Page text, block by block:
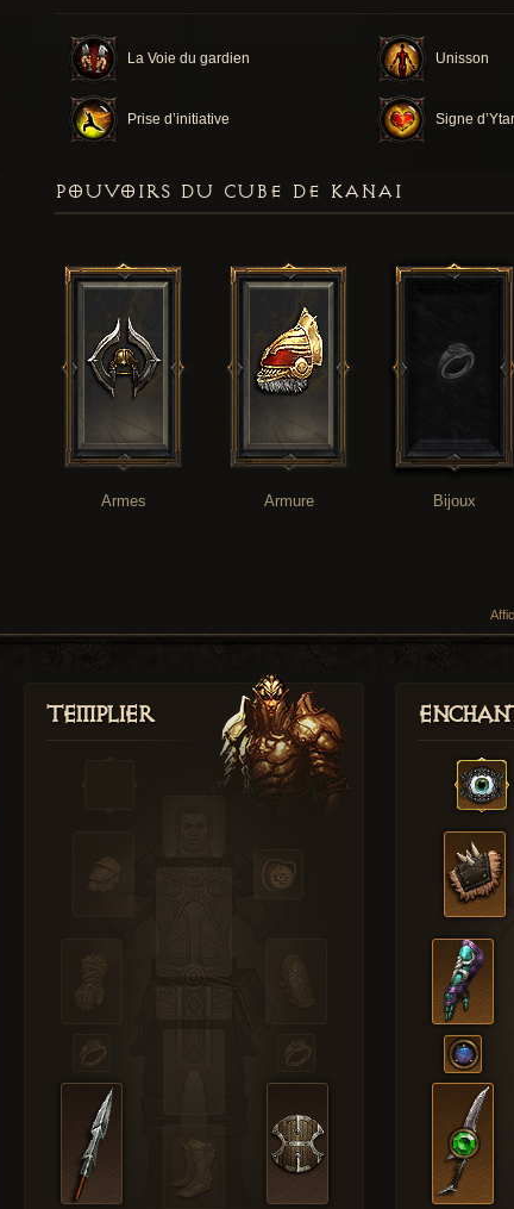
La Voie du gardien Unisson
Prise d’initiative Signe d’Ytar
POUVOIRS DU CUBE DE KANAI
Armes Armure Bijoux
Templier